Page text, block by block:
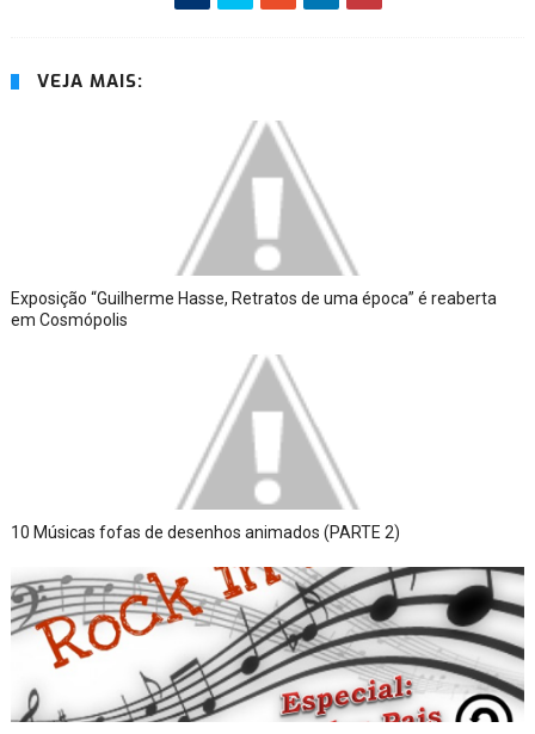
VEJA MAIS:
Exposição “Guilherme Hasse, Retratos de uma época” é reaberta
em Cosmópolis
10 Músicas fofas de desenhos animados (PARTE 2)